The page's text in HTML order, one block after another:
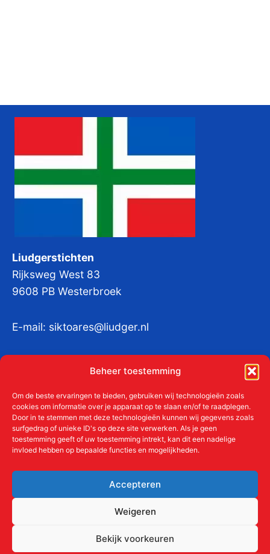
Beheer toestemming
Om de beste ervaringen te bieden, gebruiken wij technologieën zoals
cookies om informatie over je apparaat op te slaan en/of te raadplegen.
Door in te stemmen met deze technologieën kunnen wij gegevens zoals
surfgedrag of unieke ID's op deze site verwerken. Als je geen
toestemming geeft of uw toestemming intrekt, kan dit een nadelige
invloed hebben op bepaalde functies en mogelijkheden.
Accepteren
Weigeren
Bekijk voorkeuren
Liudgerstichten
Rijksweg West 83
9608 PB Westerbroek
E-mail: siktoares@liudger.nl
KvKnr:41011712
Meer over de Liudgerstichten
Aanmelden als donateur
ANBI
Contact